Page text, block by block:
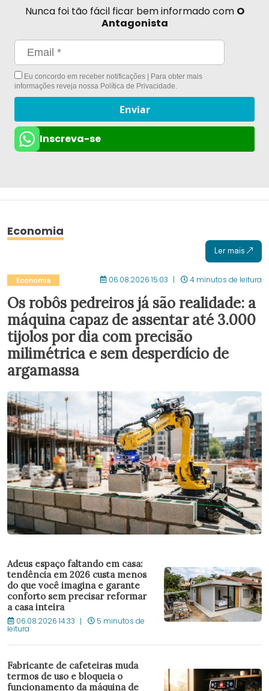
Nunca foi tão fácil ficar bem informado com O
Antagonista
Eu concordo em receber notificações | Para obter mais
informações reveja nossa Política de Privacidade.
Enviar
Inscreva-se
Economia
Ler mais
Economia 06.08.2026 15:03 4 minutos de leitura
Os robôs pedreiros já são realidade: a
máquina capaz de assentar até 3.000
tijolos por dia com precisão
milimétrica e sem desperdício de
argamassa
Adeus espaço faltando em casa:
tendência em 2026 custa menos
do que você imagina e garante
conforto sem precisar reformar
a casa inteira
06.08.2026 14:33 5 minutos de
leitura
Fabricante de cafeteiras muda
termos de uso e bloqueia o
funcionamento da máquina de